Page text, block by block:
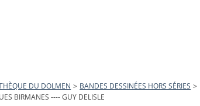
DU DOLMEN > BANDES DESSINÉES HORS SÉRIES >
BIRMANES ---- GUY DELISLE